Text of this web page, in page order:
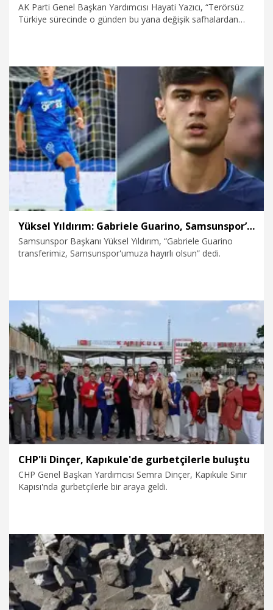
AK Parti Genel Başkan Yardımcısı Hayati Yazıcı, “Terörsüz
Türkiye sürecinde o günden bu yana değişik safhalardan
7.08.2026 Politika
Yüksel Yıldırım: Gabriele Guarino, Samsunspor’a hayırlı olsun
Samsunspor Başkanı Yüksel Yıldırım, “Gabriele Guarino
transferimiz, Samsunspor'umuza hayırlı olsun” dedi.
7.08.2026 Spor
CHP'li Dinçer, Kapıkule'de gurbetçilerle buluştu
CHP Genel Başkan Yardımcısı Semra Dinçer, Kapıkule Sınır
Kapısı'nda gurbetçilerle bir araya geldi.
7.08.2026 Politika